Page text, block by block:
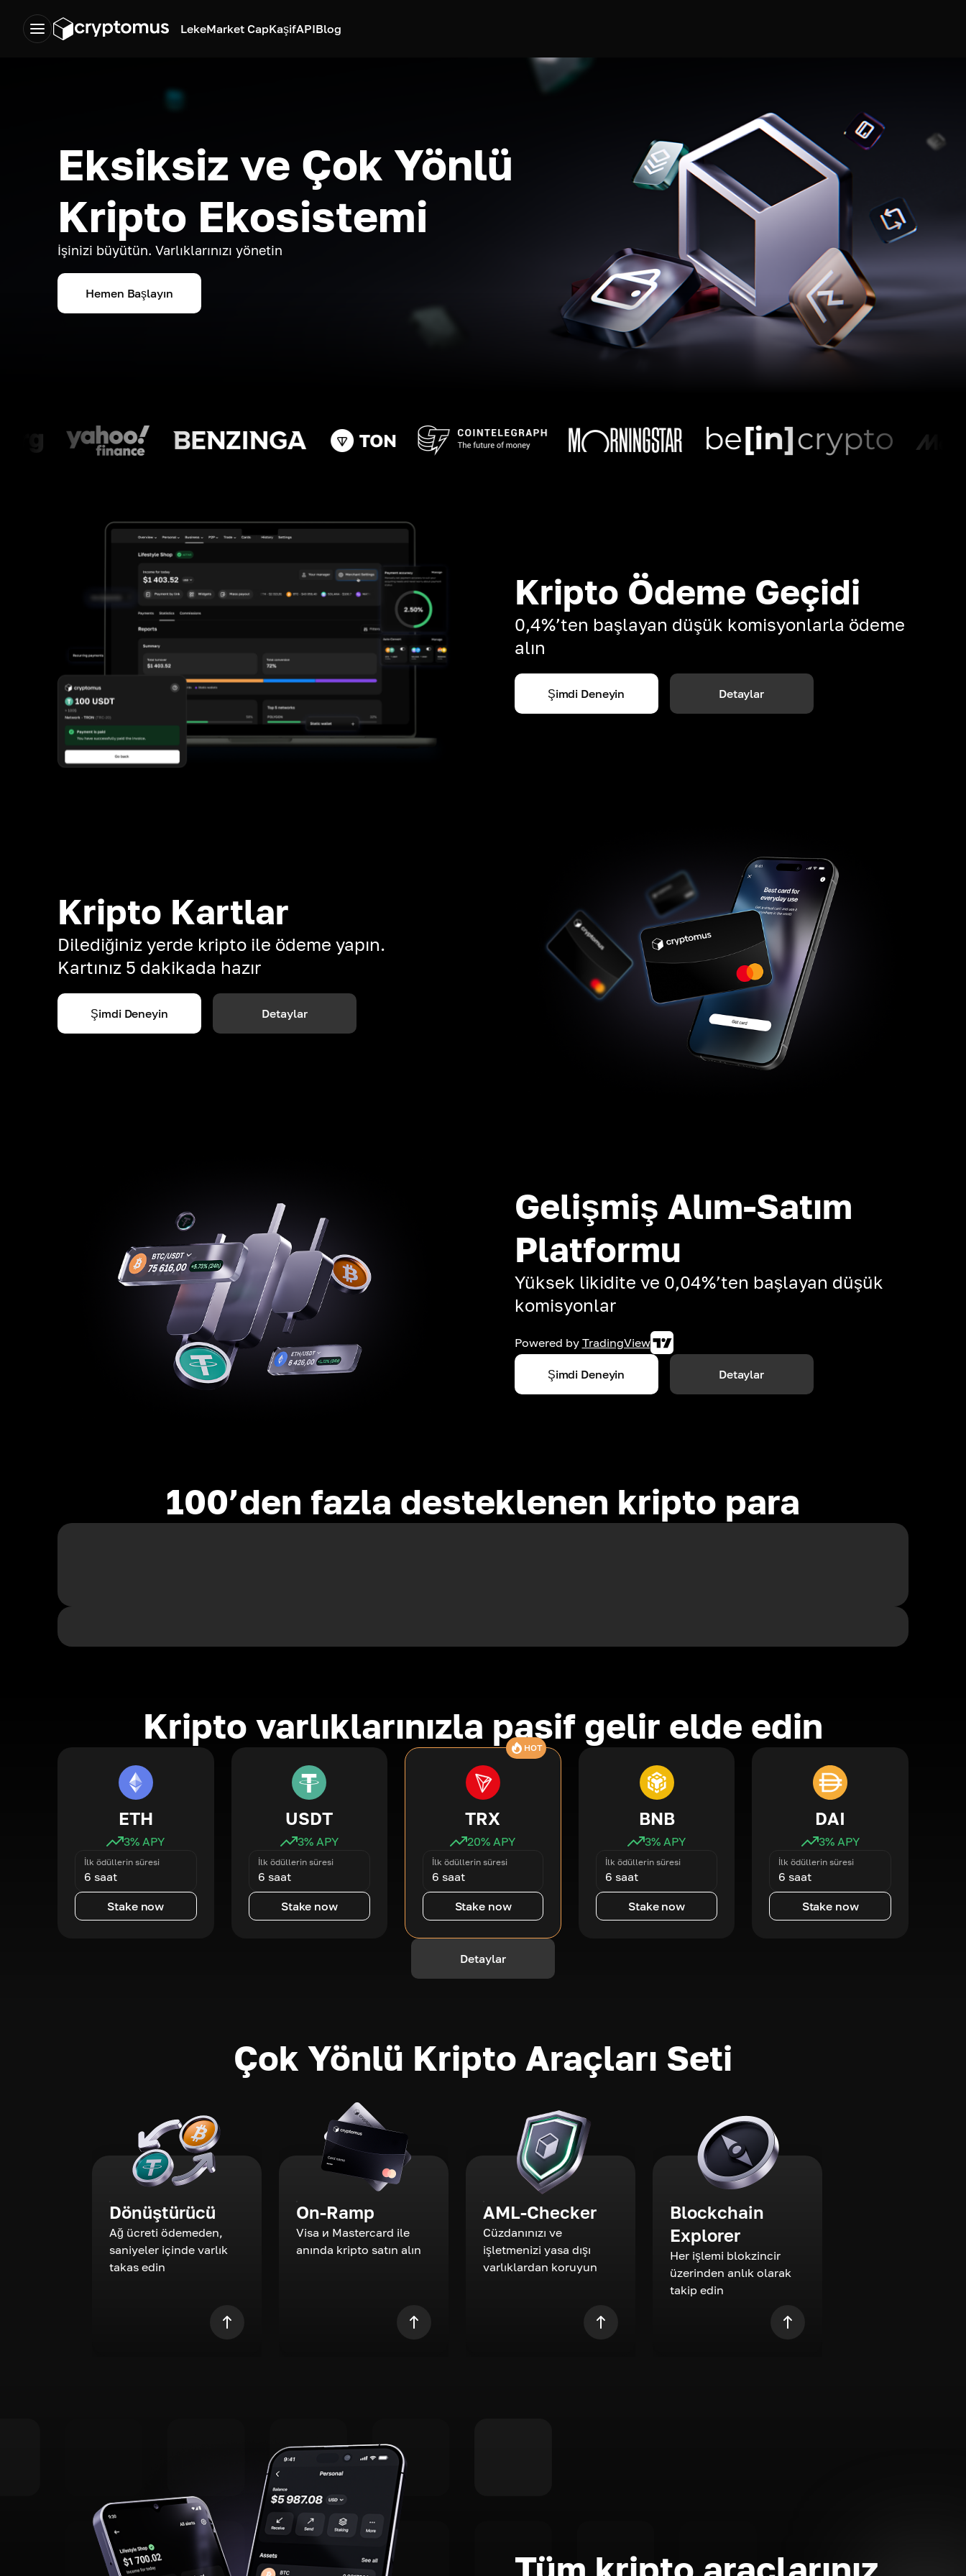
LekeMarket CapKaşifAPIBlog
Eksiksiz ve Çok Yönlü
Kripto Ekosistemi
İşinizi büyütün. Varlıklarınızı yönetin
Hemen Başlayın
Kripto Ödeme Geçidi
0,4%’ten başlayan düşük komisyonlarla ödeme
alın
Şimdi Deneyin Detaylar
Kripto Kartlar
Dilediğiniz yerde kripto ile ödeme yapın.
Kartınız 5 dakikada hazır
Şimdi Deneyin Detaylar
Gelişmiş Alım-Satım
Platformu
Yüksek likidite ve 0,04%’ten başlayan düşük
komisyonlar
Powered by TradingView
Şimdi Deneyin Detaylar
100’den fazla desteklenen kripto para
Kripto varlıklarınızla pasif gelir elde edin
ETH
3% APY
İlk ödüllerin süresi
6 saat
Stake now
USDT
3% APY
İlk ödüllerin süresi
6 saat
Stake now
HOT
TRX
20% APY
İlk ödüllerin süresi
6 saat
Stake now
BNB
3% APY
İlk ödüllerin süresi
6 saat
Stake now
DAI
3% APY
İlk ödüllerin süresi
6 saat
Stake now
Detaylar
Çok Yönlü Kripto Araçları Seti
Dönüştürücü
Ağ ücreti ödemeden,
saniyeler içinde varlık
takas edin
On-Ramp
Visa и Mastercard ile
anında kripto satın alın
AML-Checker
Cüzdanınızı ve
işletmenizi yasa dışı
varlıklardan koruyun
Blockchain
Explorer
Her işlemi blokzincir
üzerinden anlık olarak
takip edin